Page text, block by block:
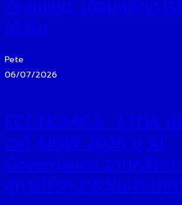
Teaming’ เชื่อมหลักกา
ใช้จริง
Pete
06/07/2026
ECONOMICS : ETDA เ
เวที AIGW 2026 ชู AI
Governance จากหลักก
สู่การใช้งานจริงในประเท